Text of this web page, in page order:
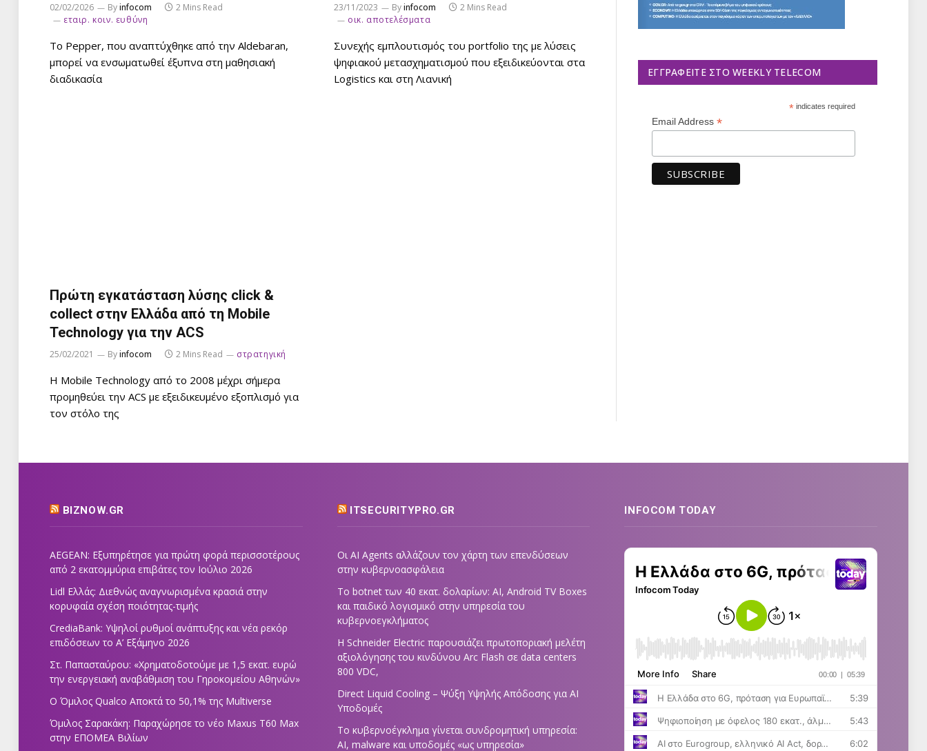
02/02/2026 Byinfocom
2 Mins Read
εταιρ. κοιν. ευθύνη
Το Pepper, που αναπτύχθηκε από την Aldebaran,
μπορεί να ενσωματωθεί έξυπνα στη μαθησιακή
διαδικασία
23/11/2023 Byinfocom
2 Mins Read
οικ. αποτελέσματα
Συνεχής εμπλουτισμός του portfolio της με λύσεις
ψηφιακού μετασχηματισμού που εξειδικεύονται στα
Logistics και στη Λιανική
Πρώτη εγκατάσταση λύσης click &
collect στην Ελλάδα από τη Mobile
Technology για την ACS
25/02/2021 Byinfocom 2 Mins Read στρατηγική
Η Mobile Technology από το 2008 μέχρι σήμερα
προμηθεύει την ACS με εξειδικευμένο εξοπλισμό για
τον στόλο της
ΕΓΓΡΑΦΕΊΤΕ ΣΤΟ WEEKLY TELECOM
*indicates required
Email Address *
BIZNOW.GR
AEGEAN: Εξυπηρέτησε για πρώτη φορά περισσοτέρους
από 2 εκατομμύρια επιβάτες τον Ιούλιο 2026
Lidl Ελλάς: Διεθνώς αναγνωρισμένα κρασιά στην
κορυφαία σχέση ποιότητας-τιμής
CrediaBank: Υψηλοί ρυθμοί ανάπτυξης και νέα ρεκόρ
επιδόσεων το Α’ Εξάμηνο 2026
Στ. Παπασταύρου: «Χρηματοδοτούμε με 1,5 εκατ. ευρώ
την ενεργειακή αναβάθμιση του Γηροκομείου Αθηνών»
Ο Όμιλος Qualco Αποκτά το 50,1% της Multiverse
Όμιλος Σαρακάκη: Παραχώρησε το νέο Maxus T60 Max
στην ΕΠΟΜΕΑ Βιλίων
ITSECURITYPRO.GR
Οι AI Agents αλλάζουν τον χάρτη των επενδύσεων
στην κυβερνοασφάλεια
Το botnet των 40 εκατ. δολαρίων: AI, Android TV Boxes
και παιδικό λογισμικό στην υπηρεσία του
κυβερνοεγκλήματος
Η Schneider Electric παρουσιάζει πρωτοποριακή μελέτη
αξιολόγησης του κινδύνου Arc Flash σε data centers
800 VDC,
Direct Liquid Cooling – Ψύξη Υψηλής Απόδοσης για AI
Υποδομές
Το κυβερνοέγκλημα γίνεται συνδρομητική υπηρεσία:
AI, malware και υποδομές «ως υπηρεσία»
INFOCOM TODAY